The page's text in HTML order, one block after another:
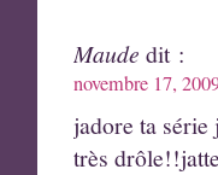
Maude dit :
novembre 17,
jadore ta
très